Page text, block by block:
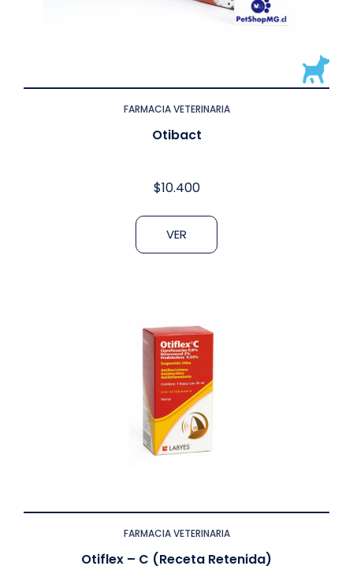
FARMACIA VETERINARIA
Otibact
$10.400
VER
FARMACIA VETERINARIA
Otiflex – C (Receta Retenida)